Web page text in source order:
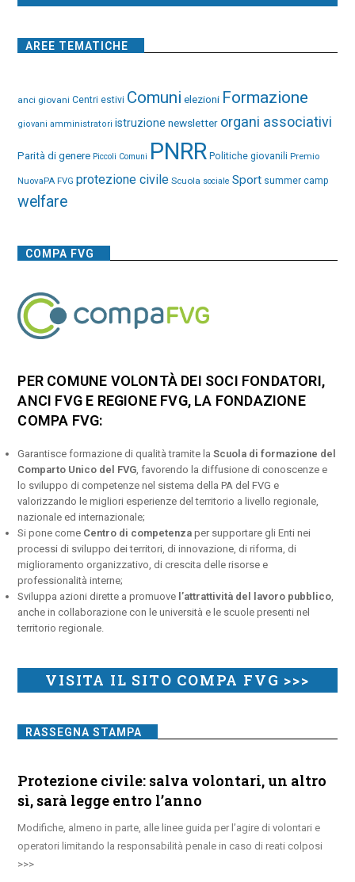
AREE TEMATICHE
anci giovani Centri estivi Comuni elezioni Formazione
giovani amministratori istruzione newsletter organi associativi
Parità di genere Piccoli Comuni PNRR Politiche giovanili Premio
NuovaPA FVG protezione civile Scuola sociale Sport summer camp
welfare
COMPA FVG
PER COMUNE VOLONTÀ DEI SOCI FONDATORI,
ANCI FVG E REGIONE FVG, LA FONDAZIONE
COMPA FVG:
Garantisce formazione di qualità tramite laScuola di formazione del
Comparto Unico del FVG , favorendo la diffusione di conoscenze e
lo sviluppo di competenze nel sistema della PA del FVG e
valorizzando le migliori esperienze del territorio a livello regionale,
nazionale ed internazionale;
Si pone come Centro di competenza per supportare gli Enti nei
processi di sviluppo dei territori, di innovazione, di riforma, di
miglioramento organizzativo, di crescita delle risorse e
professionalità interne;
Sviluppa azioni dirette a promuove l’attrattività del lavoro pubblico
anche in collaborazione con le università e le scuole presenti nel
territorio regionale.
VISITA IL SITO COMPA FVG >>>
RASSEGNA STAMPA
Protezione civile: salva volontari, un altro
sì, sarà legge entro l’anno
Modifiche, almeno in parte, alle linee guida per l’agire di volontari e
operatori limitando la responsabilità penale in caso di reati colposi